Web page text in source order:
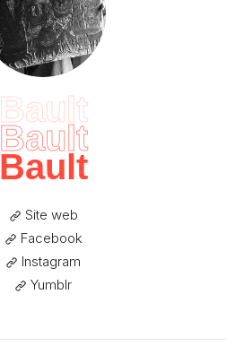
Bault
Bault
Bault
Site web
Facebook
Instagram
Yumblr